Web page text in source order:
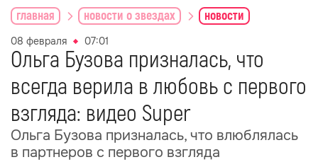
главная новости о звездах новости
08 февраля 07:01
Ольга Бузова призналась, что
всегда верила в любовь с первого
взгляда: видео Super
Ольга Бузова призналась, что влюблялась
в партнеров с первого взгляда